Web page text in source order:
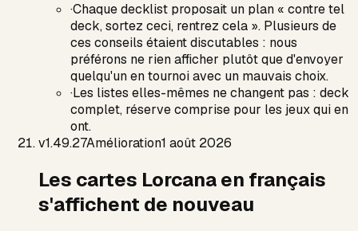
·Chaque decklist proposait un plan « contre tel
deck, sortez ceci, rentrez cela ». Plusieurs de
ces conseils étaient discutables : nous
préférons ne rien afficher plutôt que d'envoyer
quelqu'un en tournoi avec un mauvais choix.
·Les listes elles-mêmes ne changent pas : deck
complet, réserve comprise pour les jeux qui en
ont.
v1.49.27Amélioration1 août 2026
Les cartes Lorcana en français
s'affichent de nouveau